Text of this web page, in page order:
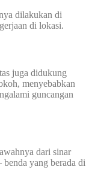
dilakukan di
di lokasi.
juga didukung
menyebabkan
guncangan
dari sinar
benda yang berada di